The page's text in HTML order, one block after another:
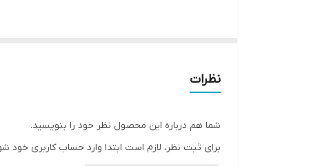
نظرات
شما هم درباره این محصول نظر خود را بنویسید.
برای ثبت نظر، لازم است ابتدا وارد حساب کاربری خود